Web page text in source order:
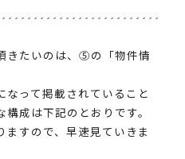
きたいのは、⑤の「物件情
って掲載されていること
成は下記のとおりです。
すので、早速見ていきま